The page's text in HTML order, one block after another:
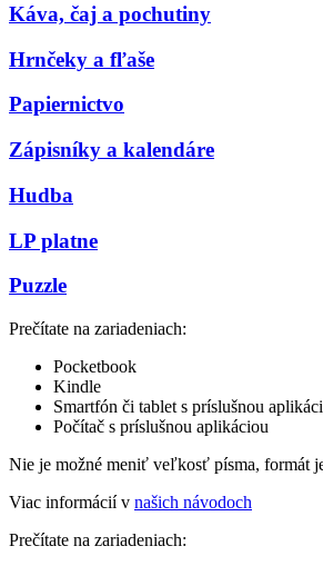
Káva, čaj a pochutiny
Hrnčeky a fľaše
Papiernictvo
Zápisníky a kalendáre
Hudba
LP platne
Puzzle
Prečítate na zariadeniach:
Pocketbook
Kindle
Smartfón či tablet s príslušnou
Počítač s príslušnou aplikáciou
Nie je možné meniť veľkosť písma, formát
Viac informácií v našich návodoch
Prečítate na zariadeniach: